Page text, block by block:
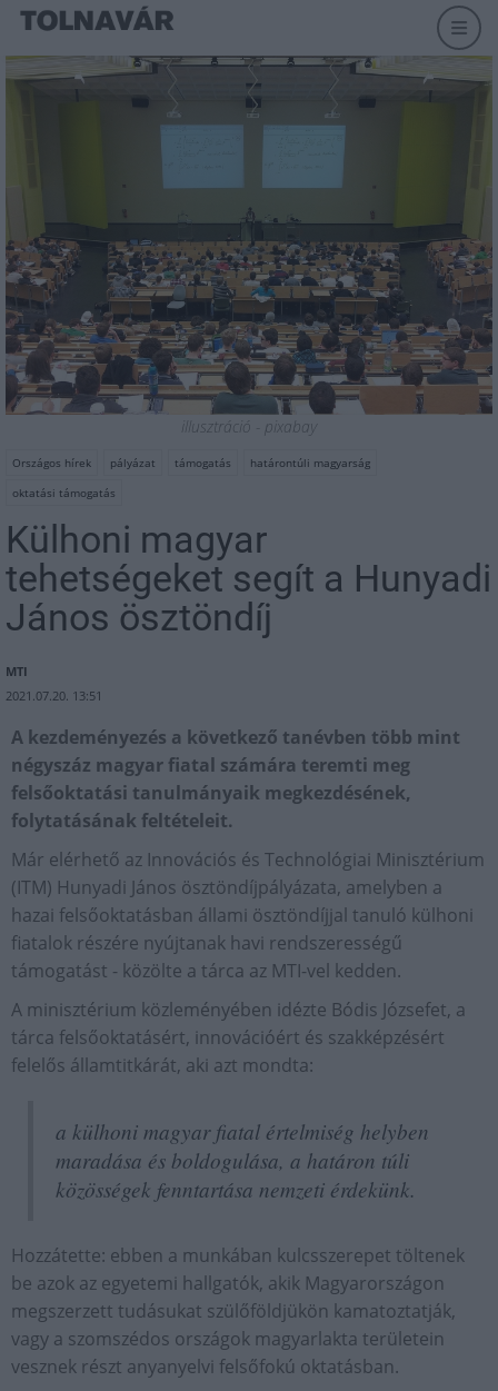
illusztráció - pixabay
Országos hírek pályázat támogatás
határontúli magyarság
oktatási támogatás
Külhoni magyar
tehetségeket segít a Hunyadi
János ösztöndíj
MTI
2021.07.20. 13:51
A kezdeményezés a következő tanévben több mint
négyszáz magyar fiatal számára teremti meg
felsőoktatási tanulmányaik megkezdésének,
folytatásának feltételeit.
Már elérhető az Innovációs és Technológiai Minisztérium
(ITM) Hunyadi János ösztöndíjpályázata, amelyben a
hazai felsőoktatásban állami ösztöndíjjal tanuló külhoni
fiatalok részére nyújtanak havi rendszerességű
támogatást - közölte a tárca az MTI-vel kedden.
A minisztérium közleményében idézte Bódis Józsefet, a
tárca felsőoktatásért, innovációért és szakképzésért
felelős államtitkárát, aki azt mondta:
a külhoni magyar fiatal értelmiség helyben
maradása és boldogulása, a határon túli
közösségek fenntartása nemzeti érdekünk.
Hozzátette: ebben a munkában kulcsszerepet töltenek
be azok az egyetemi hallgatók, akik Magyarországon
megszerzett tudásukat szülőföldjükön kamatoztatják,
vagy a szomszédos országok magyarlakta területein
vesznek részt anyanyelvi felsőfokú oktatásban.